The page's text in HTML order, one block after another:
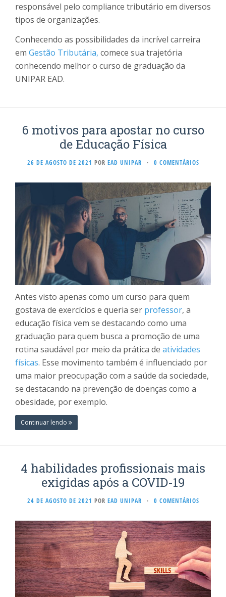
responsável pelo compliance tributário em diversos
tipos de organizações.
Conhecendo as possibilidades da incrível carreira
em Gestão Tributária, comece sua trajetória
conhecendo melhor o curso de graduação da
UNIPAR EAD.
6 motivos para apostar no curso
de Educação Física
26 DE AGOSTO DE 2021 POR EAD UNIPAR · 0 COMENTÁRIOS
Antes visto apenas como um curso para quem
gostava de exercícios e queria ser professor, a
educação física vem se destacando como uma
graduação para quem busca a promoção de uma
rotina saudável por meio da prática de atividades
físicas. Esse movimento também é influenciado por
uma maior preocupação com a saúde da sociedade,
se destacando na prevenção de doenças como a
obesidade, por exemplo.
Continuar lendo
4 habilidades profissionais mais
exigidas após a COVID-19
24 DE AGOSTO DE 2021 POR EAD UNIPAR · 0 COMENTÁRIOS